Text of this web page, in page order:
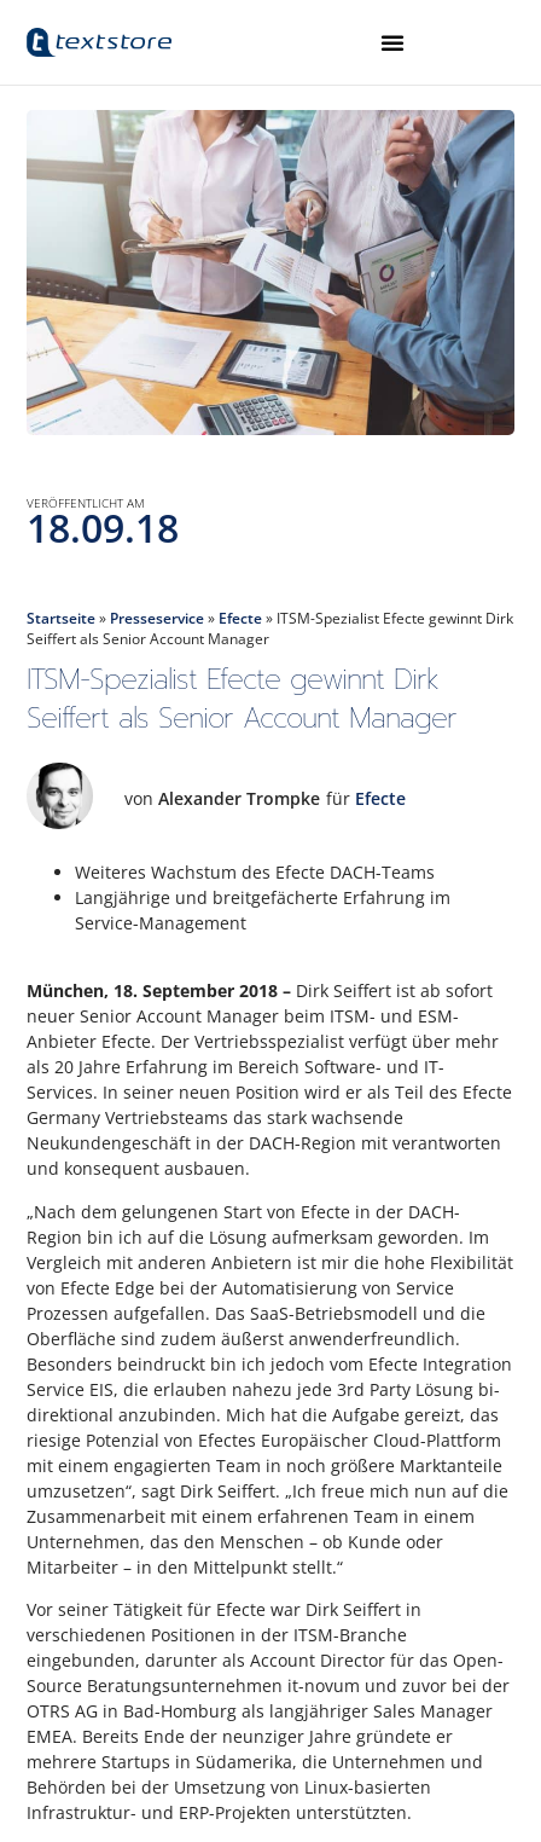
VERÖFFENTLICHT AM
18.09.18
Startseite» Presseservice» Efecte» ITSM-Spezialist Efecte gewinnt Dirk
Seiffert als Senior Account Manager
ITSM-Spezialist Efecte gewinnt Dirk
Seiffert als Senior Account Manager
vonAlexander Trompke für Efecte
Weiteres Wachstum des Efecte DACH-Teams
Langjährige und breitgefächerte Erfahrung im
Service-Management
München, 18. September 2018 – Dirk Seiffert ist ab sofort
neuer Senior Account Manager beim ITSM- und ESM-
Anbieter Efecte. Der Vertriebsspezialist verfügt über mehr
als 20 Jahre Erfahrung im Bereich Software- und IT-
Services. In seiner neuen Position wird er als Teil des Efecte
Germany Vertriebsteams das stark wachsende
Neukundengeschäft in der DACH-Region mit verantworten
und konsequent ausbauen.
„Nach dem gelungenen Start von Efecte in der DACH-
Region bin ich auf die Lösung aufmerksam geworden. Im
Vergleich mit anderen Anbietern ist mir die hohe Flexibilität
von Efecte Edge bei der Automatisierung von Service
Prozessen aufgefallen. Das SaaS-Betriebsmodell und die
Oberfläche sind zudem äußerst anwenderfreundlich.
Besonders beindruckt bin ich jedoch vom Efecte Integration
Service EIS, die erlauben nahezu jede 3rd Party Lösung bi-
direktional anzubinden. Mich hat die Aufgabe gereizt, das
riesige Potenzial von Efectes Europäischer Cloud-Plattform
mit einem engagierten Team in noch größere Marktanteile
umzusetzen“, sagt Dirk Seiffert. „Ich freue mich nun auf die
Zusammenarbeit mit einem erfahrenen Team in einem
Unternehmen, das den Menschen – ob Kunde oder
Mitarbeiter – in den Mittelpunkt stellt.“
Vor seiner Tätigkeit für Efecte war Dirk Seiffert in
verschiedenen Positionen in der ITSM-Branche
eingebunden, darunter als Account Director für das Open-
Source Beratungsunternehmen it-novum und zuvor bei der
OTRS AG in Bad-Homburg als langjähriger Sales Manager
EMEA. Bereits Ende der neunziger Jahre gründete er
mehrere Startups in Südamerika, die Unternehmen und
Behörden bei der Umsetzung von Linux-basierten
Infrastruktur- und ERP-Projekten unterstützten.